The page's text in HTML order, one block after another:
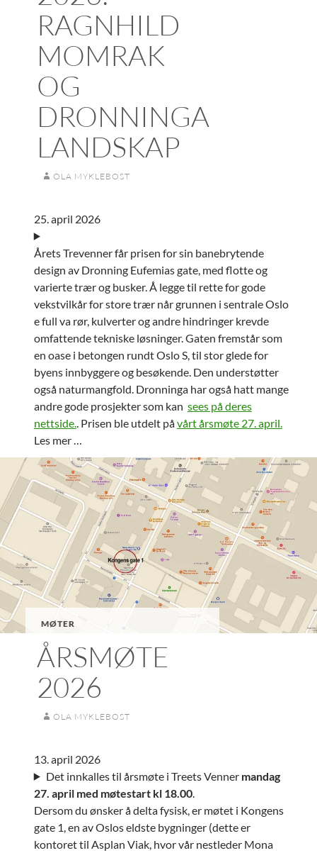
RAGNHILD
MOMRAK
OG
DRONNINGA
LANDSKAP
OLA MYKLEBOST
25. april 2026
Årets Trevenner får prisen for sin banebrytende
design av Dronning Eufemias gate, med flotte og
varierte trær og busker. Å legge til rette for gode
vekstvilkår for store trær når grunnen i sentrale Oslo
e full va rør, kulverter og andre hindringer krevde
omfattende tekniske løsninger. Gaten fremstår som
en oase i betongen rundt Oslo S, til stor glede for
byens innbyggere og besøkende. Den understøtter
også naturmangfold. Dronninga har også hatt mange
andre gode prosjekter som kan sees på deres
nettside. . Prisen ble utdelt påvårt årsmøte 27. april.
Les mer …
MØTER
ÅRSMØTE
2026
OLA MYKLEBOST
13. april 2026
Det innkalles til årsmøte i Treets Venner mandag
27. april med møtestart kl 18.00.
Dersom du ønsker å delta fysisk, er møtet i Kongens
gate 1, en av Oslos eldste bygninger (dette er
kontoret til Asplan Viak, hvor vår nestleder Mona